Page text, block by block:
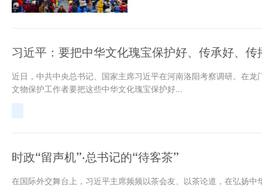
习近平：要把中华文化瑰宝保护好、传承好、传
近日，中共中央总书记、国家主席习近平在河南洛阳考察调研。在
文物保护工作者要把这些中华文化瑰宝保护好...
时政“留声机”·总书记的“待客茶”
在国际外交舞台上，习近平主席频频以茶会友、以茶论道，在弘扬